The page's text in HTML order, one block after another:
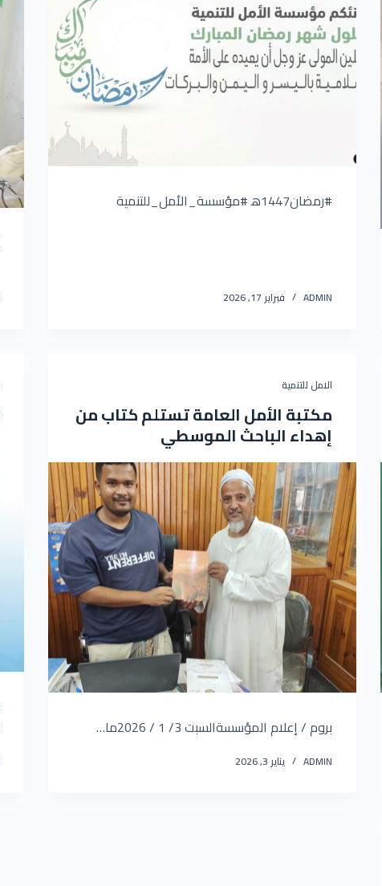
#رمضان1447ه‍ #مؤسسة_الأمل_للتنمية
ADMIN فبراير 17, 2026
الامل للتنمية
مكتبة الأمل العامة تستلم كتاب من
إهداء الباحث الموسطي
بروم / إعلام المؤسسةالسبت 3/ 1 / 2026ما…
ADMIN يناير 3, 2026